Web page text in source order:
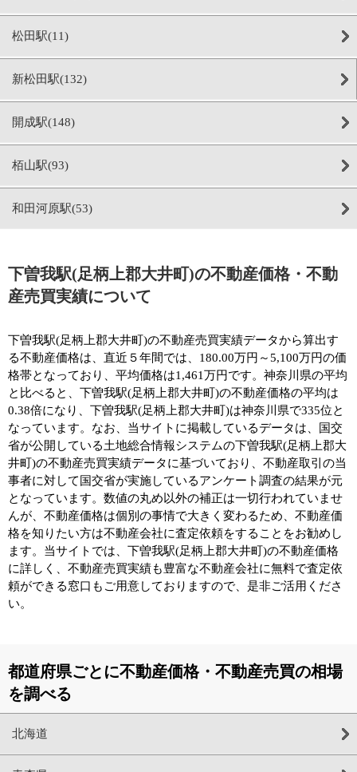
松田駅(11)
新松田駅(132)
開成駅(148)
栢山駅(93)
和田河原駅(53)
下曽我駅(足柄上郡大井町)の不動産価格・不動
産売買実績について
下曽我駅(足柄上郡大井町)の不動産売買実績データから算出す
る不動産価格は、直近５年間では、180.00万円～5,100万円の価
格帯となっており、平均価格は1,461万円です。神奈川県の平均
と比べると、下曽我駅(足柄上郡大井町)の不動産価格の平均は
0.38倍になり、下曽我駅(足柄上郡大井町)は神奈川県で335位と
なっています。なお、当サイトに掲載しているデータは、国交
省が公開している土地総合情報システムの下曽我駅(足柄上郡大
井町)の不動産売買実績データに基づいており、不動産取引の当
事者に対して国交省が実施しているアンケート調査の結果が元
となっています。数値の丸め以外の補正は一切行われていませ
んが、不動産価格は個別の事情で大きく変わるため、不動産価
格を知りたい方は不動産会社に査定依頼をすることをお勧めし
ます。当サイトでは、下曽我駅(足柄上郡大井町)の不動産価格
に詳しく、不動産売買実績も豊富な不動産会社に無料で査定依
頼ができる窓口もご用意しておりますので、是非ご活用くださ
い。
都道府県ごとに不動産価格・不動産売買の相場
を調べる
北海道